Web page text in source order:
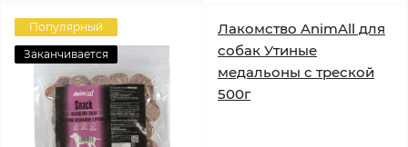
Популярный
Заканчивается
Лакомство AnimAll для
собак Утиные
медальоны с треской
500г